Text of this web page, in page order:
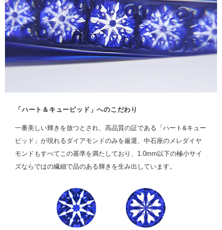
「ハート＆キューピッド」へのこだわり
一番美しい輝きを放つとされ、高品質の証である「ハート&キュー
ピッド」が現れるダイアモンドのみを厳選、中石座のメレダイヤ
モンドもすべてこの基準を満たしており、1.0mm以下の極小サイ
ズならではの繊細で品のある輝きを生み出しています。